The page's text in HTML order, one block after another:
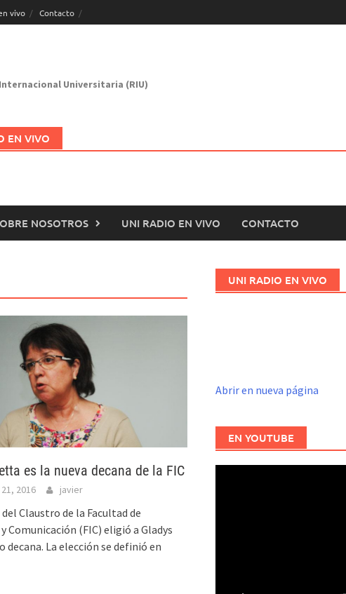
vivo Contacto
Universitaria (RIU)
EN VIVO
NOSOTROS UNI RADIO EN VIVO CONTACTO
es la nueva decana de la FIC
2016 javier
Claustro de la Facultad de
Comunicación (FIC) eligió a Gladys
decana. La elección se definió en
UNI RADIO EN VIVO
Abrir en nueva página
EN YOUTUBE